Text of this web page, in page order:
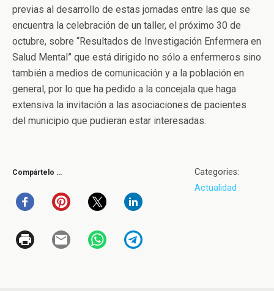
previas al desarrollo de estas jornadas entre las que se
encuentra la celebración de un taller, el próximo 30 de
octubre, sobre “Resultados de Investigación Enfermera en
Salud Mental” que está dirigido no sólo a enfermeros sino
también a medios de comunicación y a la población en
general, por lo que ha pedido a la concejala que haga
extensiva la invitación a las asociaciones de pacientes
del municipio que pudieran estar interesadas.
Compártelo …
Categories:
Actualidad